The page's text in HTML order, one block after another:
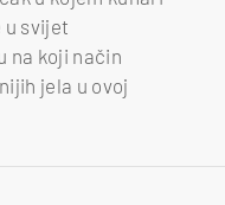
u svijet
na koji način
jela u ovoj